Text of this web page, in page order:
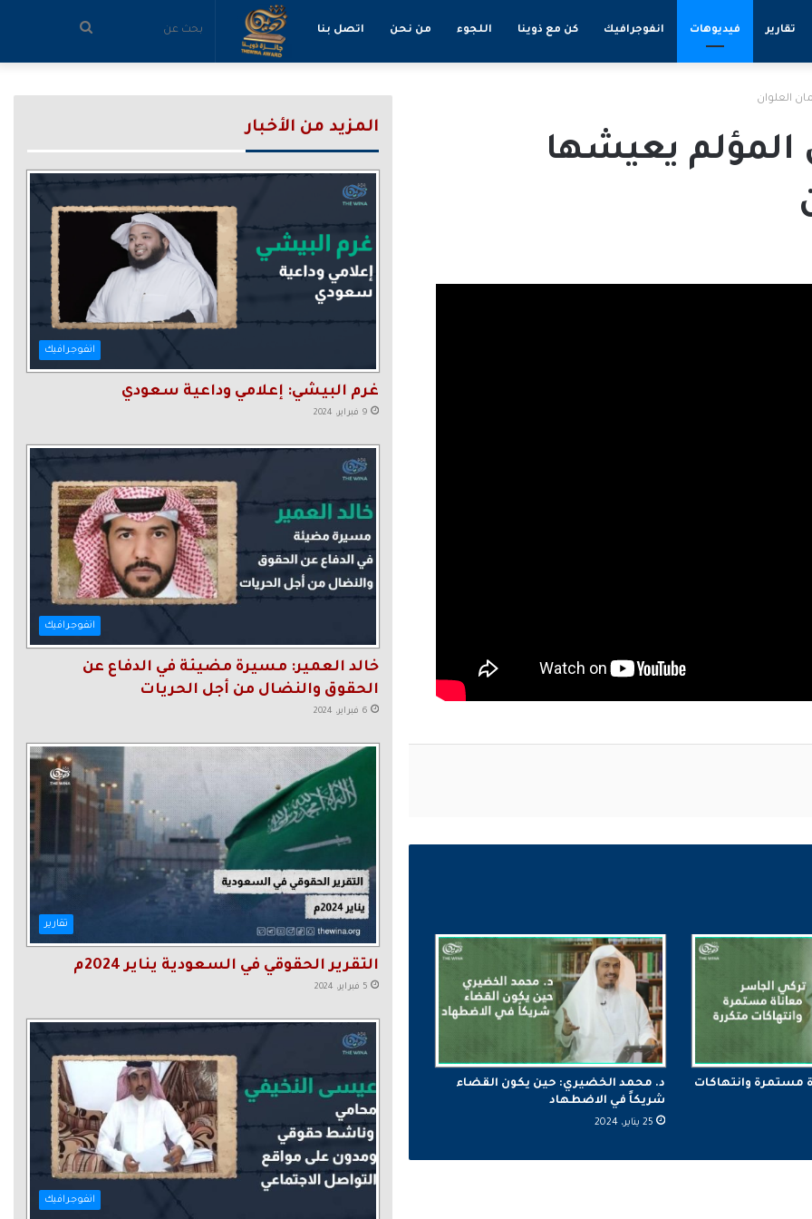
تقارير فيديوهات انفوجرافيك كن مع ذوينا اللجوء من نحن اتصل بنا بحث
عن
المؤلم يعيشها
مستمرة وانتهاكات
د. محمد الخضيري: حين يكون القضاء
شريكاً في الاضطهاد
25 يناير، 2024
المزيد من الأخبار
انفوجرافيك
غرم البيشي: إعلامي وداعية سعودي
9 فبراير، 2024
انفوجرافيك
خالد العمير: مسيرة مضيئة في الدفاع عن
الحقوق والنضال من أجل الحريات
6 فبراير، 2024
تقارير
التقرير الحقوقي في السعودية يناير 2024م
5 فبراير، 2024
انفوجرافيك